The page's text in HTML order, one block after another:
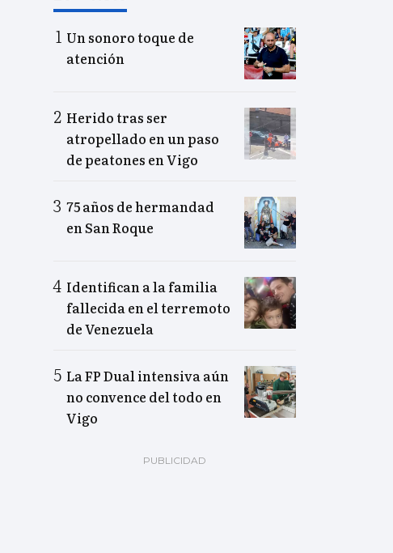
Un sonoro toque de
atención
Herido tras ser
atropellado en un paso
de peatones en Vigo
75 años de hermandad
en San Roque
Identifican a la familia
fallecida en el terremoto
de Venezuela
La FP Dual intensiva aún
no convence del todo en
Vigo